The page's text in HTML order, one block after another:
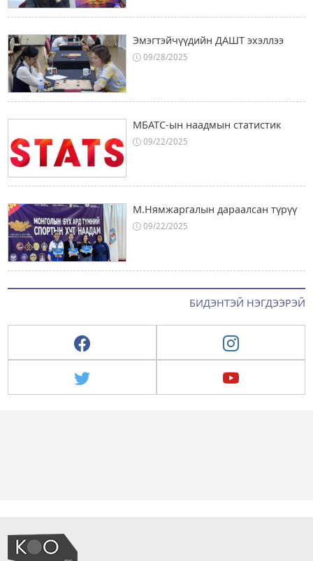
Эмэгтэйчүүдийн ДАШТ эхэллээ
09/28/2025
МБАТС-ын наадмын статистик
09/22/2025
М.Нямжаргалын дараалсан түрүү
09/22/2025
БИДЭНТЭЙ НЭГДЭЭРЭЙ